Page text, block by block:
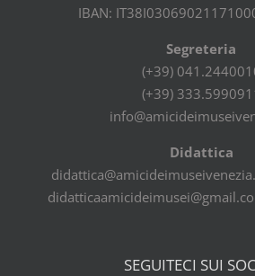
IBAN:
Segreteria
(+39)
(+39)
Didattica
SEGUITECI SUI